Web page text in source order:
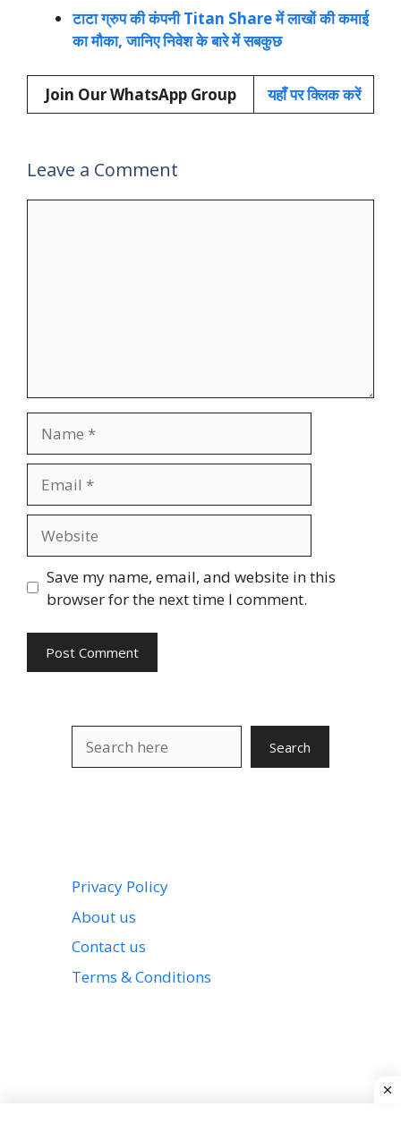
टाटा ग्रुप की कंपनी Titan Share में लाखों की कमाई
का मौका, जानिए निवेश के बारे में सबकुछ
Join Our WhatsApp Group यहाँ पर क्लिक करें
Leave a Comment
Save my name, email, and website in this
browser for the next time I comment.
Search
Privacy Policy
About us
Contact us
Terms & Conditions